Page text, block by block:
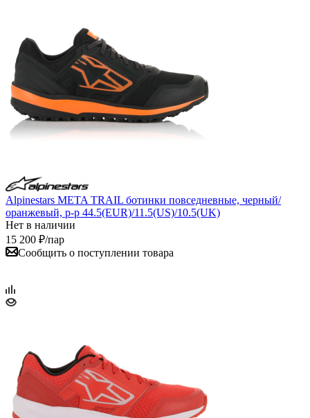
Alpinestars META TRAIL ботинки повседневные, черный/
оранжевый, р-р 44.5(EUR)/11.5(US)/10.5(UK)
Нет в наличии
15 200 ₽/пар
Сообщить о поступлении товара